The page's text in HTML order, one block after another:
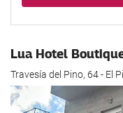
Lua Hotel
Travesí­a del Pino, 64 - El